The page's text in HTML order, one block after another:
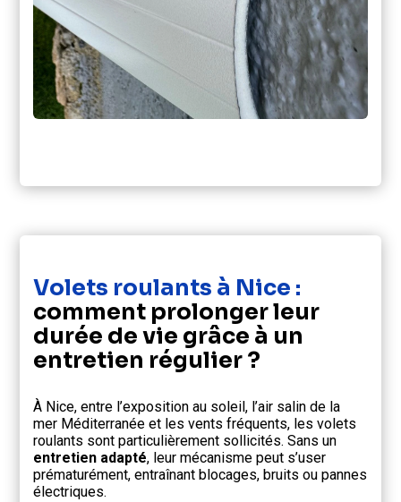
Volets roulants à Nice :
comment prolonger leur
durée de vie grâce à un
entretien régulier ?
À Nice, entre l’exposition au soleil, l’air salin de la
mer Méditerranée et les vents fréquents, les volets
roulants sont particulièrement sollicités. Sans un
entretien adapté, leur mécanisme peut s’user
prématurément, entraînant blocages, bruits ou pannes
électriques.